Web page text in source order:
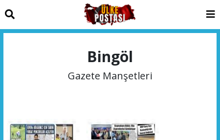
Bingöl
Gazete Manşetleri